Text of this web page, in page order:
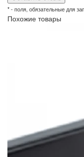
* - поля, обязательные для
Похожие товары